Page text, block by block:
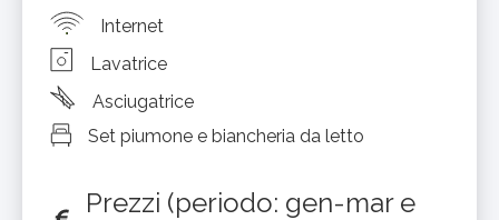
Internet
Lavatrice
Asciugatrice
Set piumone e biancheria da letto
Prezzi (periodo: gen-mar e